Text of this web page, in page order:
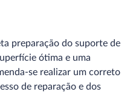
preparação do suporte de
ótima e uma
se realizar um correto
de reparação e dos